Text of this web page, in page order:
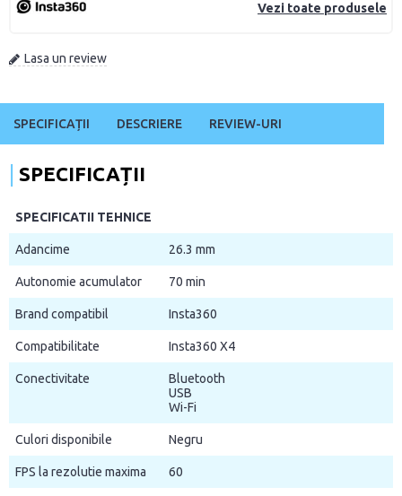
Vezi toate produsele
Lasa un review
SPECIFICAȚII DESCRIERE REVIEW-URI
SPECIFICAȚII
SPECIFICATII TEHNICE
Adancime 26.3 mm
Autonomie acumulator 70 min
Brand compatibil Insta360
Compatibilitate Insta360 X4
Conectivitate
Bluetooth
USB
Wi-Fi
Culori disponibile Negru
FPS la rezolutie maxima 60